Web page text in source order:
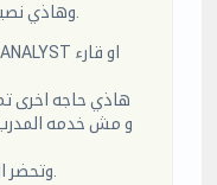
هاذي حاجه اخرى
و مش خدمه